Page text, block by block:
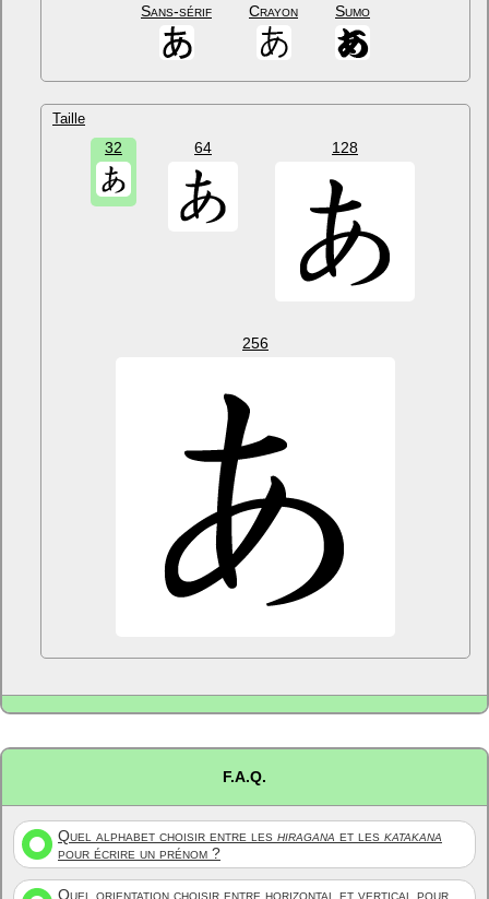
Sans-sérif Crayon Sumo
Taille
32 64 128
256
F.A.Q.
Quel alphabet choisir entre les hiragana et les katakana
pour écrire un prénom ?
Quel orientation choisir entre horizontal et vertical pour